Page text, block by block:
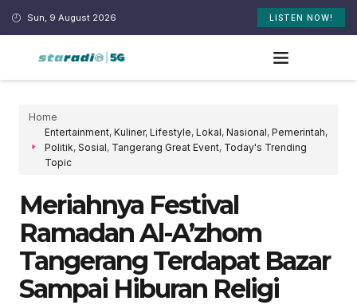
Sun, 9 August 2026 LISTEN NOW!
Home
Entertainment, Kuliner, Lifestyle, Lokal, Nasional, Pemerintah,
Politik, Sosial, Tangerang Great Event, Today's Trending
Topic
Meriahnya Festival
Ramadan Al-A’zhom
Tangerang Terdapat Bazar
Sampai Hiburan Religi